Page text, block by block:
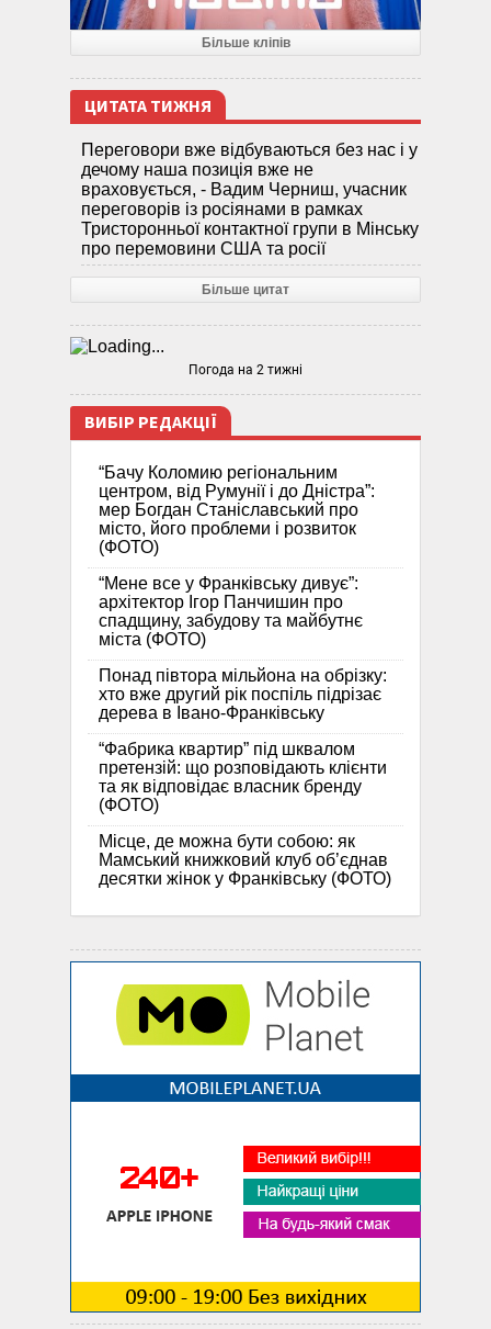
Більше кліпів
ЦИТАТА ТИЖНЯ
Переговори вже відбуваються без нас і у
дечому наша позиція вже не
враховується, - Вадим Черниш, учасник
переговорів із росіянами в рамках
Тристоронньої контактної групи в Мінську
про перемовини США та росії
Більше цитат
Погода на 2 тижні
ВИБІР РЕДАКЦІЇ
“Бачу Коломию регіональним
центром, від Румунії і до Дністра”:
мер Богдан Станіславський про
місто, його проблеми і розвиток
(ФОТО)
“Мене все у Франківську дивує”:
архітектор Ігор Панчишин про
спадщину, забудову та майбутнє
міста (ФОТО)
Понад півтора мільйона на обрізку:
хто вже другий рік поспіль підрізає
дерева в Івано-Франківську
“Фабрика квартир” під шквалом
претензій: що розповідають клієнти
та як відповідає власник бренду
(ФОТО)
Місце, де можна бути собою: як
Мамський книжковий клуб об’єднав
десятки жінок у Франківську (ФОТО)